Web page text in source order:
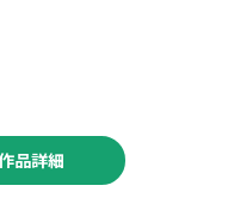
品詳細